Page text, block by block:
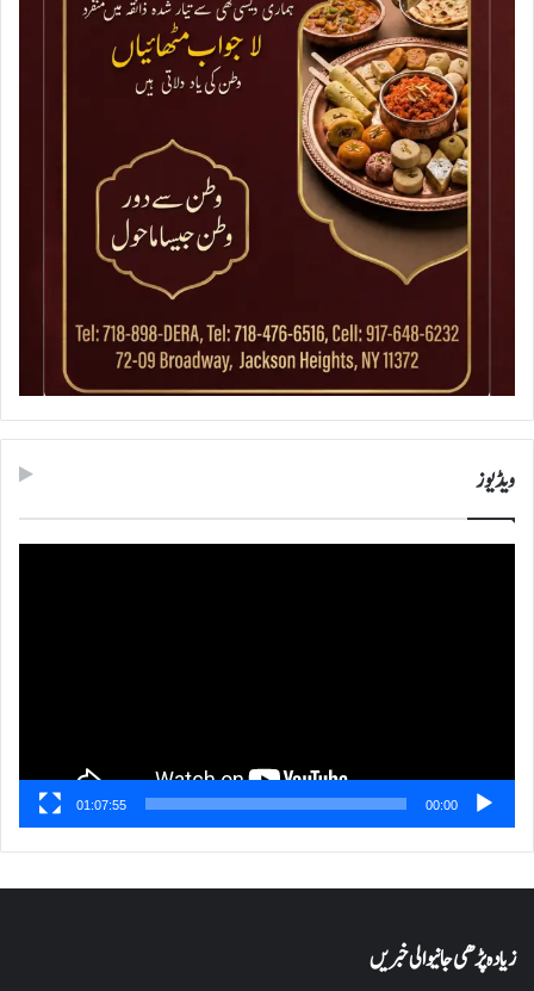
ویڈیوز
00:00
01:07:55
زیادہ پڑھی جانیوالی خبریں